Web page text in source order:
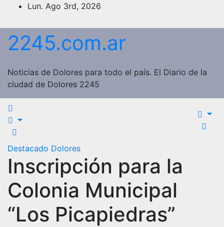
Saltar
contenido
Lun. Ago 3rd, 2026
2245.com.ar
Noticias de Dolores para todo el país. El Diario de la
ciudad de Dolores 2245
Destacado Dolores
Inscripción para la
Colonia Municipal
“Los Picapiedras”